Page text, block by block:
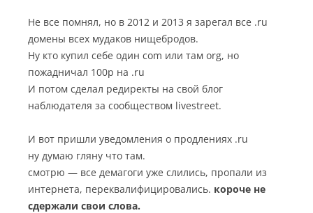
Не все помнял, но в 2012 и 2013 я зарегал все .ru
домены всех мудаков нищебродов.
Ну кто купил себе один com или там org, но
пожадничал 100р на .ru
И потом сделал редиректы на свой блог
наблюдателя за сообществом livestreet.
И вот пришли уведомления о продлениях .ru
ну думаю гляну что там.
смотрю — все демагоги уже слились, пропали из
интернета, переквалифицировались. короче не
сдержали свои слова.